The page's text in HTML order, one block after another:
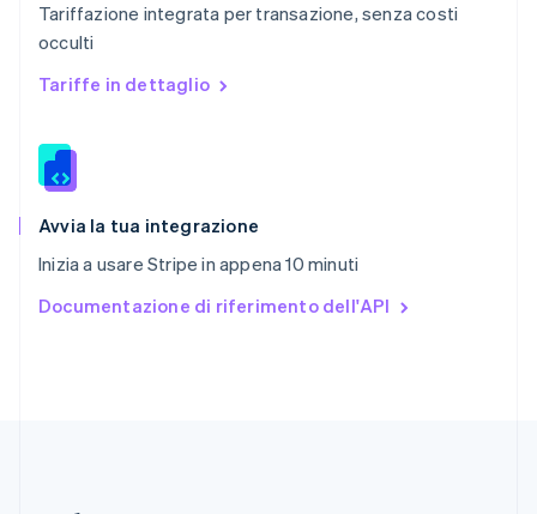
Tariffazione integrata per transazione, senza costi
occulti
Tariffe in dettaglio
Avvia la tua integrazione
Inizia a usare Stripe in appena 10 minuti
Documentazione di riferimento dell'API
English
Romania
English
Slovacchia
Slovenia
English Italiano
EspañolEnglish
English Español 简体中文